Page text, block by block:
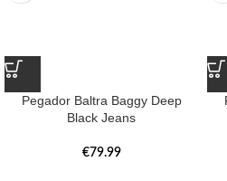
Pegador Baltra Baggy Deep
Black Jeans
€79.99